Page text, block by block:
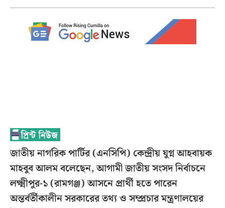
জাতীয় নাগরিক পার্টির (এনসিপি) কেন্দ্রীয় যুগ্ন আহবায়ক
মাহবুব আলম বলেছেন, আগামী জাতীয় সংসদ নির্বাচনে
লক্ষ্মীপুর-১ (রামগঞ্জ) আসনে প্রার্থী হতে পারেন
অন্তর্বর্তীকালীন সরকারের তথ্য ও সম্প্রচার মন্ত্রণালয়ের